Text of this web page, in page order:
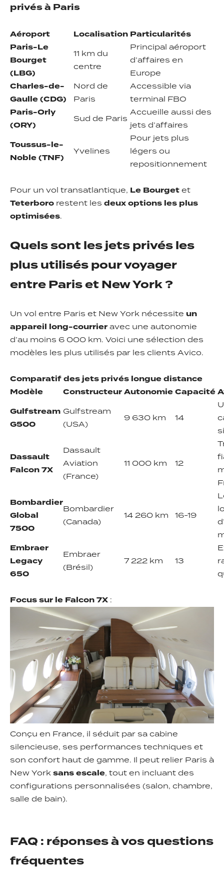
privés à Paris
Aéroport Localisation Particularités
Paris-Le
Bourget
(LBG)
11 km du
centre
Principal aéroport
d’affaires en
Europe
Charles-de-
Gaulle (CDG)
Nord de
Paris
Accessible via
terminal FBO
Paris-Orly
(ORY)
Sud de Paris
Accueille aussi des
jets d’affaires
Toussus-le-
Noble (TNF)
Yvelines
Pour jets plus
légers ou
repositionnement
Pour un vol transatlantique, Le Bourgetet
Teterboro restent les deux options les plus
optimisées.
Quels sont les jets privés les
plus utilisés pour voyager
entre Paris et New York ?
Un vol entre Paris et New York nécessite un
appareil long-courrieravec une autonomie
d’au moins 6 000 km. Voici une sélection des
modèles les plus utilisés par les clients Avico.
Comparatif des jets privés longue distance
Modèle
ConstructeurAutonomieCapacité
Gulfstream
G500
Gulfstream
(USA)
9 630 km 14
Dassault
Falcon 7X
Dassault
Aviation
(France)
11 000 km 12
Bombardier
Global
7500
Bombardier
(Canada)
14 260 km 16-19
Embraer
Legacy
650
Embraer
(Brésil)
7 222 km 13
Focus sur le Falcon 7X :
Conçu en France, il séduit par sa cabine
silencieuse, ses performances techniques et
son confort haut de gamme. Il peut relier Paris à
New Yorksans escale, tout en incluant des
configurations personnalisées (salon, chambre,
salle de bain).
FAQ : réponses à vos questions
fréquentes